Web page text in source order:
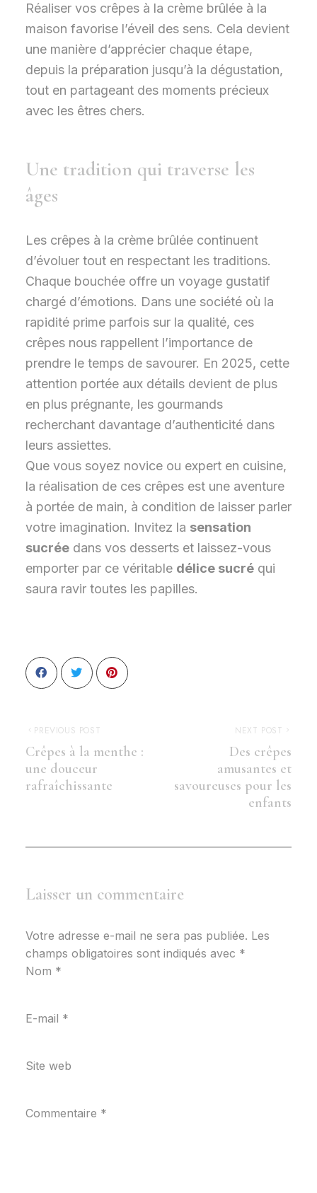
Réaliser vos crêpes à la crème brûlée à la
maison favorise l’éveil des sens. Cela devient
une manière d’apprécier chaque étape,
depuis la préparation jusqu’à la dégustation,
tout en partageant des moments précieux
avec les êtres chers.
Une tradition qui traverse les
âges
Les crêpes à la crème brûlée continuent
d’évoluer tout en respectant les traditions.
Chaque bouchée offre un voyage gustatif
chargé d’émotions. Dans une société où la
rapidité prime parfois sur la qualité, ces
crêpes nous rappellent l’importance de
prendre le temps de savourer. En 2025, cette
attention portée aux détails devient de plus
en plus prégnante, les gourmands
recherchant davantage d’authenticité dans
leurs assiettes.
Que vous soyez novice ou expert en cuisine,
la réalisation de ces crêpes est une aventure
à portée de main, à condition de laisser parler
votre imagination. Invitez la sensation
sucréedans vos desserts et laissez-vous
emporter par ce véritable délice sucréqui
saura ravir toutes les papilles.
PREVIOUS POST
Crêpes à la menthe :
une douceur
rafraîchissante
NEXT POST
Des crêpes
amusantes et
savoureuses pour les
enfants
Laisser un commentaire
Votre adresse e-mail ne sera pas publiée. Les
champs obligatoires sont indiqués avec *
Nom *
E-mail *
Site web
Commentaire *